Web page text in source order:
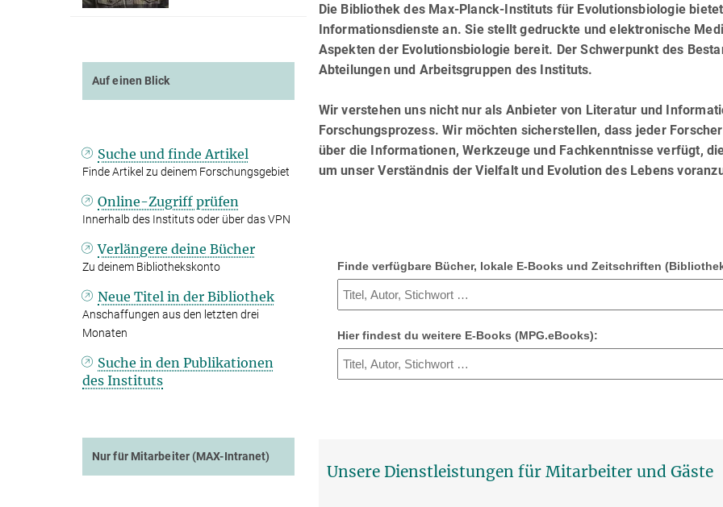
Die Bibliothek des Max-Planck-Instituts für Evolutionsbiologie
Informationsdienste an. Sie stellt gedruckte und elektronische
Aspekten der Evolutionsbiologie bereit. Der Schwerpunkt des
Abteilungen und Arbeitsgruppen des Instituts.
Wir verstehen uns nicht nur als Anbieter von Literatur und
Forschungsprozess. Wir möchten sicherstellen, dass jeder
über die Informationen, Werkzeuge und Fachkenntnisse verfügt,
um unser Verständnis der Vielfalt und Evolution des Lebens
Finde verfügbare Bücher, lokale E-Books und Zeitschriften
Hier findest du weitere E-Books (MPG.eBooks):
Unsere Dienstleistungen für Mitarbeiter und Gäste
Auf einen Blick
Suche und finde Artikel
Finde Artikel zu deinem Forschungsgebiet
Online-Zugriff prüfen
Innerhalb des Instituts oder über das VPN
Verlängere deine Bücher
Zu deinem Bibliothekskonto
Neue Titel in der Bibliothek
Anschaffungen aus den letzten drei
Monaten
Suche in den Publikationen
des Instituts
Nur für Mitarbeiter (MAX-Intranet)